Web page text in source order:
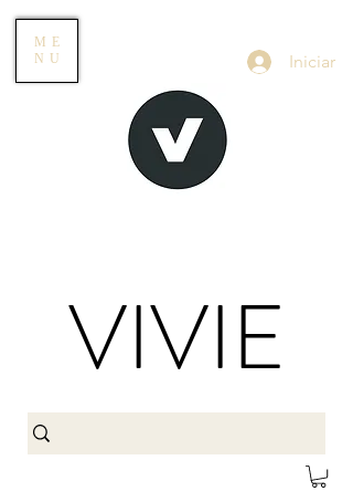
ME
NU
Iniciar
VIVIE